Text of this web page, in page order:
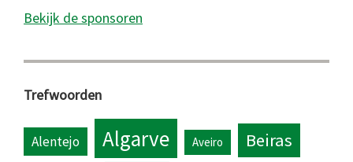
Bekijk de sponsoren
Trefwoorden
Alentejo Algarve Aveiro Beiras